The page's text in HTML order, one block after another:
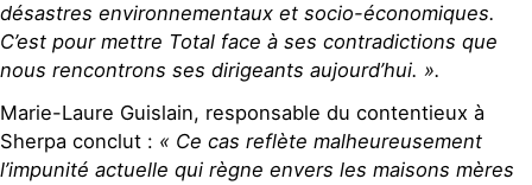
désastres environnementaux et socio-économiques.
C’est pour mettre Total face à ses contradictions que
nous rencontrons ses dirigeants aujourd’hui. ».
Marie-Laure Guislain, responsable du contentieux à
Sherpa conclut : « Ce cas reflète malheureusement
l’impunité actuelle qui règne envers les maisons mères